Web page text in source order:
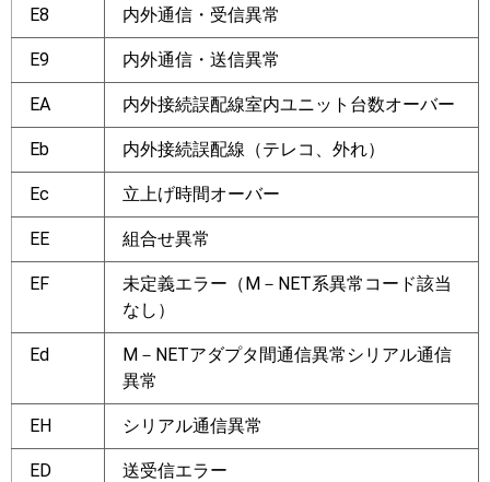
E8 内外通信・受信異常
E9 内外通信・送信異常
EA 内外接続誤配線室内ユニット台数オーバー
Eb 内外接続誤配線（テレコ、外れ）
Ec 立上げ時間オーバー
EE 組合せ異常
EF
未定義エラー（M－NET系異常コード該当
なし）
Ed
M－NETアダプタ間通信異常シリアル通信
異常
EH シリアル通信異常
ED 送受信エラー